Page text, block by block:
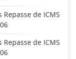
de ICMS
de ICMS